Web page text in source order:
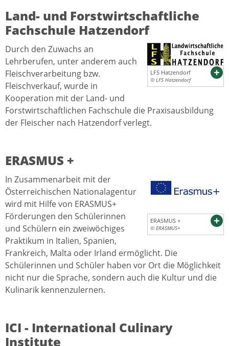
Land- und Forstwirtschaftliche
Fachschule Hatzendorf
LFS Hatzendorf
© LFS Hatzendorf
Durch den Zuwachs an
Lehrberufen, unter anderem auch
Fleischverarbeitung bzw.
Fleischverkauf, wurde in
Kooperation mit der Land- und
Forstwirtschaftlichen Fachschule die Praxisausbildung
der Fleischer nach Hatzendorf verlegt.
ERASMUS +
ERASMUS +
© ERASMUS+
In Zusammenarbeit mit der
Österreichischen Nationalagentur
wird mit Hilfe von ERASMUS+
Förderungen den Schülerinnen
und Schülern ein zweiwöchiges
Praktikum in Italien, Spanien,
Frankreich, Malta oder Irland ermöglicht. Die
Schülerinnen und Schüler haben vor Ort die Möglichkeit
nicht nur die Sprache, sondern auch die Kultur und die
Kulinarik kennenzulernen.
ICI - International Culinary
Institute